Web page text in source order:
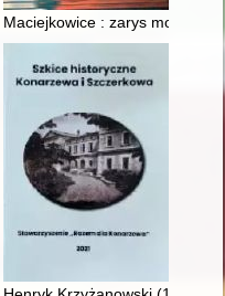
o osadach Beśnica i
Maciejkowice : zarys